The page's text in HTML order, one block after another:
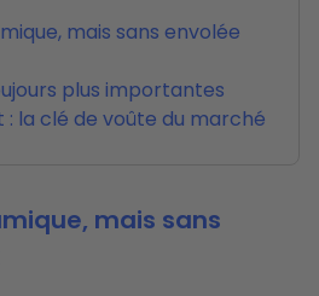
mais sans envolée
plus importantes
: la clé de voûte du marché
mais sans